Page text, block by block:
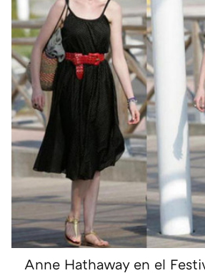
Anne Hathaway en el